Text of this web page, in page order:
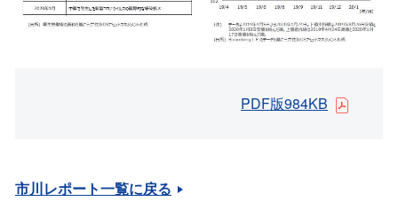
PDF版984KB
市川レポート一覧に戻る